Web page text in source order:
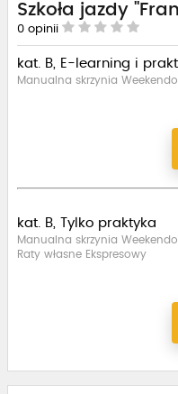
Szkoła jazdy
0 opinii
kat. B, E-learning i
Manualna skrzynia
kat. B, Tylko praktyka
Manualna skrzynia
Raty własne Ekspresowy